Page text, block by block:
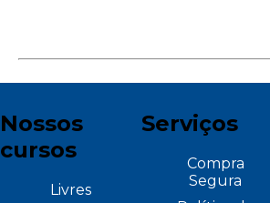
Nossos
cursos
Livres
Serviços
Compra
Segura